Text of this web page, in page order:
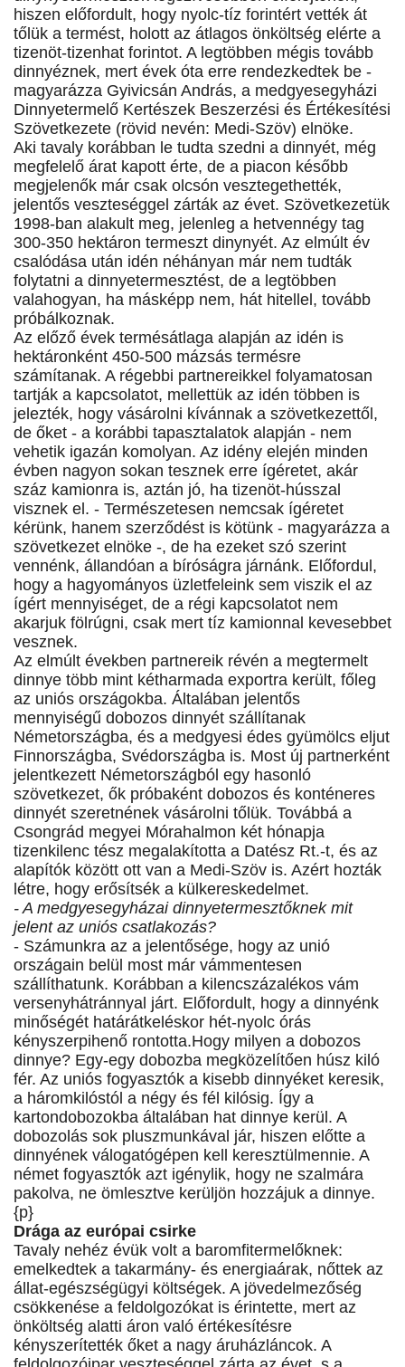
hiszen előfordult, hogy nyolc-tíz forintért vették át
tőlük a termést, holott az átlagos önköltség elérte a
tizenöt-tizenhat forintot. A legtöbben mégis tovább
dinnyéznek, mert évek óta erre rendezkedtek be -
magyarázza Gyivicsán András, a medgyesegyházi
Dinnyetermelő Kertészek Beszerzési és Értékesítési
Szövetkezete (rövid nevén: Medi-Szöv) elnöke.
Aki tavaly korábban le tudta szedni a dinnyét, még
megfelelő árat kapott érte, de a piacon később
megjelenők már csak olcsón vesztegethették,
jelentős veszteséggel zárták az évet. Szövetkezetük
1998-ban alakult meg, jelenleg a hetvennégy tag
300-350 hektáron termeszt dinynyét. Az elmúlt év
csalódása után idén néhányan már nem tudták
folytatni a dinnyetermesztést, de a legtöbben
valahogyan, ha másképp nem, hát hitellel, tovább
próbálkoznak.
Az előző évek termésátlaga alapján az idén is
hektáronként 450-500 mázsás termésre
számítanak. A régebbi partnereikkel folyamatosan
tartják a kapcsolatot, mellettük az idén többen is
jelezték, hogy vásárolni kívánnak a szövetkezettől,
de őket - a korábbi tapasztalatok alapján - nem
vehetik igazán komolyan. Az idény elején minden
évben nagyon sokan tesznek erre ígéretet, akár
száz kamionra is, aztán jó, ha tizenöt-hússzal
visznek el. - Természetesen nemcsak ígéretet
kérünk, hanem szerződést is kötünk - magyarázza a
szövetkezet elnöke -, de ha ezeket szó szerint
vennénk, állandóan a bíróságra járnánk. Előfordul,
hogy a hagyományos üzletfeleink sem viszik el az
ígért mennyiséget, de a régi kapcsolatot nem
akarjuk fölrúgni, csak mert tíz kamionnal kevesebbet
vesznek.
Az elmúlt években partnereik révén a megtermelt
dinnye több mint kétharmada exportra került, főleg
az uniós országokba. Általában jelentős
mennyiségű dobozos dinnyét szállítanak
Németországba, és a medgyesi édes gyümölcs eljut
Finnországba, Svédországba is. Most új partnerként
jelentkezett Németországból egy hasonló
szövetkezet, ők próbaként dobozos és konténeres
dinnyét szeretnének vásárolni tőlük. Továbbá a
Csongrád megyei Mórahalmon két hónapja
tizenkilenc tész megalakította a Datész Rt.-t, és az
alapítók között ott van a Medi-Szöv is. Azért hozták
létre, hogy erősítsék a külkereskedelmet.
- A medgyesegyházai dinnyetermesztőknek mit
jelent az uniós csatlakozás?
- Számunkra az a jelentősége, hogy az unió
országain belül most már vámmentesen
szállíthatunk. Korábban a kilencszázalékos vám
versenyhátránnyal járt. Előfordult, hogy a dinnyénk
minőségét határátkeléskor hét-nyolc órás
kényszerpihenő rontotta.Hogy milyen a dobozos
dinnye? Egy-egy dobozba megközelítően húsz kiló
fér. Az uniós fogyasztók a kisebb dinnyéket keresik,
a háromkilóstól a négy és fél kilósig. Így a
kartondobozokba általában hat dinnye kerül. A
dobozolás sok pluszmunkával jár, hiszen előtte a
dinnyének válogatógépen kell keresztülmennie. A
német fogyasztók azt igénylik, hogy ne szalmára
pakolva, ne ömlesztve kerüljön hozzájuk a dinnye.
{p}
Drága az európai csirke
Tavaly nehéz évük volt a baromfitermelőknek:
emelkedtek a takarmány- és energiaárak, nőttek az
állat-egészségügyi költségek. A jövedelmezőség
csökkenése a feldolgozókat is érintette, mert az
önköltség alatti áron való értékesítésre
kényszerítették őket a nagy áruházláncok. A